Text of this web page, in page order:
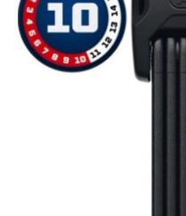
Mein Konto